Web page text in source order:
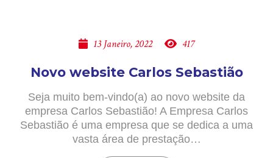
13 Janeiro, 2022 417
Novo website Carlos Sebastião
Seja muito bem-vindo(a) ao novo website da
empresa Carlos Sebastião! A Empresa Carlos
Sebastião é uma empresa que se dedica a uma
vasta área de prestação…